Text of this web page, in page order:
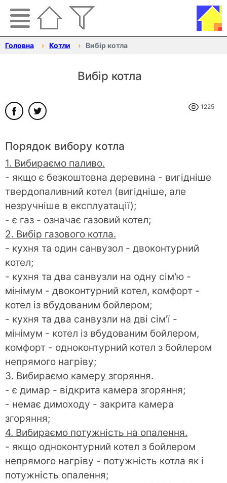
Головна Котли Вибір котла
Вибір котла
1225
Порядок вибору котла
1. Вибираємо паливо.
- якщо є безкоштовна деревина - вигідніше
твердопаливний котел (вигідніше, але
незручніше в експлуатації);
- є газ - означає газовий котел;
2. Вибір газового котла.
- кухня та один санвузол - двоконтурний
котел;
- кухня та два санвузли на одну сім'ю -
мінімум - двоконтурний котел, комфорт -
котел із вбудованим бойлером;
- кухня та два санвузли на дві сім'ї -
мінімум - котел із вбудованим бойлером,
комфорт - одноконтурний котел з бойлером
непрямого нагріву;
3. Вибираємо камеру згоряння.
- є димар - відкрита камера згоряння;
- немає димоходу - закрита камера
згоряння;
4. Вибираємо потужність на опалення.
- якщо одноконтурний котел з бойлером
непрямого нагріву - потужність котла як і
потужність опалення;